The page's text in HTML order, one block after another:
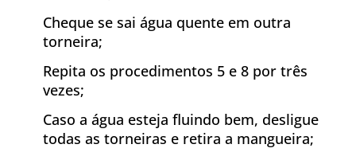
Cheque se sai água quente em outra
torneira;
Repita os procedimentos 5 e 8 por três
vezes;
Caso a água esteja fluindo bem, desligue
todas as torneiras e retira a mangueira;